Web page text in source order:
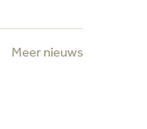
Meer nieuws